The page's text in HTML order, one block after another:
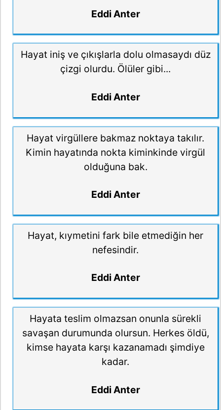
Eddi Anter
Hayat iniş ve çıkışlarla dolu olmasaydı düz
çizgi olurdu. Ölüler gibi...
Eddi Anter
Hayat virgüllere bakmaz noktaya takılır.
Kimin hayatında nokta kiminkinde virgül
olduğuna bak.
Eddi Anter
Hayat, kıymetini fark bile etmediğin her
nefesindir.
Eddi Anter
Hayata teslim olmazsan onunla sürekli
savaşan durumunda olursun. Herkes öldü,
kimse hayata karşı kazanamadı şimdiye
kadar.
Eddi Anter